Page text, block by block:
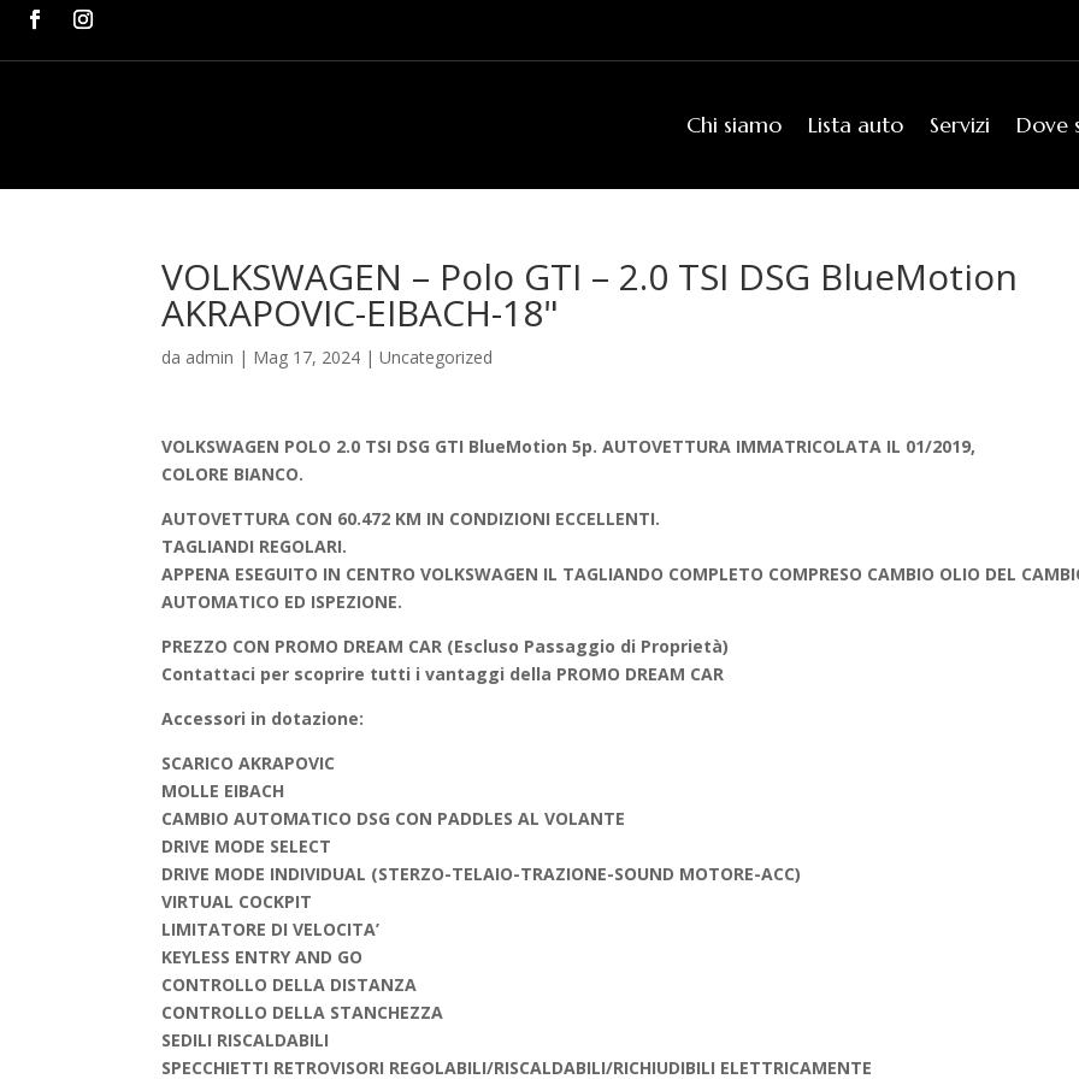
Chi siamo Lista auto Servizi Dove
VOLKSWAGEN – Polo GTI – 2.0 TSI DSG BlueMotion
AKRAPOVIC-EIBACH-18"
da admin | Mag 17, 2024 |Uncategorized
VOLKSWAGEN POLO 2.0 TSI DSG GTI BlueMotion 5p. AUTOVETTURA IMMATRICOLATA IL 01/2019,
COLORE BIANCO.
AUTOVETTURA CON 60.472 KM IN CONDIZIONI ECCELLENTI.
TAGLIANDI REGOLARI.
APPENA ESEGUITO IN CENTRO VOLKSWAGEN IL TAGLIANDO COMPLETO COMPRESO CAMBIO OLIO DEL
AUTOMATICO ED ISPEZIONE.
PREZZO CON PROMO DREAM CAR (Escluso Passaggio di Proprietà)
Contattaci per scoprire tutti i vantaggi della PROMO DREAM CAR
Accessori in dotazione:
SCARICO AKRAPOVIC
MOLLE EIBACH
CAMBIO AUTOMATICO DSG CON PADDLES AL VOLANTE
DRIVE MODE SELECT
DRIVE MODE INDIVIDUAL (STERZO-TELAIO-TRAZIONE-SOUND MOTORE-ACC)
VIRTUAL COCKPIT
LIMITATORE DI VELOCITA’
KEYLESS ENTRY AND GO
CONTROLLO DELLA DISTANZA
CONTROLLO DELLA STANCHEZZA
SEDILI RISCALDABILI
SPECCHIETTI RETROVISORI REGOLABILI/RISCALDABILI/RICHIUDIBILI ELETTRICAMENTE